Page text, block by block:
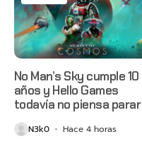
No Man’s Sky cumple 10
años y Hello Games
todavía no piensa parar
N3k0 Hace 4 horas